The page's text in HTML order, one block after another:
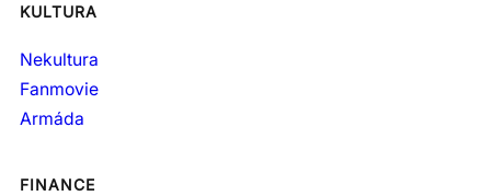
KULTURA
Nekultura
Fanmovie
Armáda
FINANCE